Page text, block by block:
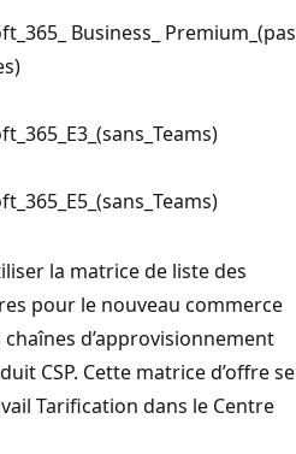
Business_ Premium_(pas
la matrice de liste des
pour le nouveau commerce
d’approvisionnement
CSP. Cette matrice d’offre se
Tarification dans le Centre